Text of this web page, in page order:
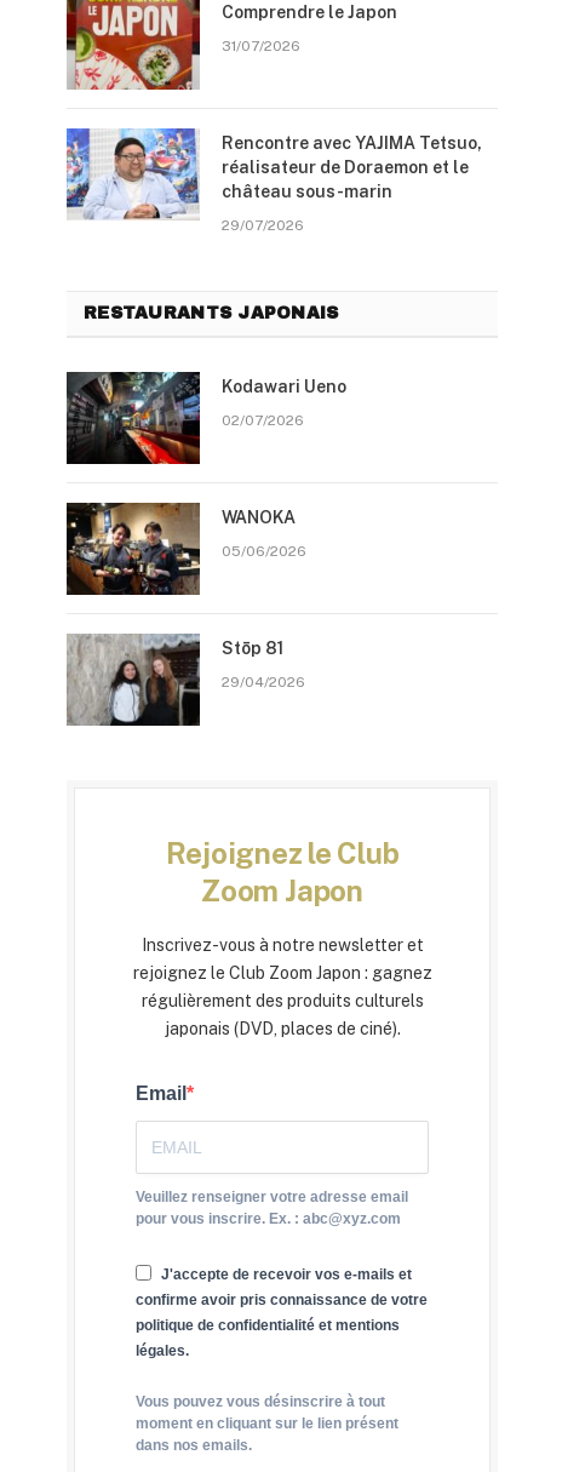
Comprendre le Japon
31/07/2026
Rencontre avec YAJIMA Tetsuo,
réalisateur de Doraemon et le
château sous-marin
29/07/2026
RESTAURANTS JAPONAIS
Kodawari Ueno
02/07/2026
WANOKA
05/06/2026
Stōp 81
29/04/2026
Rejoignez le Club
Zoom Japon
Inscrivez-vous à notre newsletter et
rejoignez le Club Zoom Japon : gagnez
régulièrement des produits culturels
japonais (DVD, places de ciné).
Email
Veuillez renseigner votre adresse email
pour vous inscrire. Ex. : abc@xyz.com
J'accepte de recevoir vos e-mails et
confirme avoir pris connaissance de votre
politique de confidentialité et mentions
légales.
Vous pouvez vous désinscrire à tout
moment en cliquant sur le lien présent
dans nos emails.